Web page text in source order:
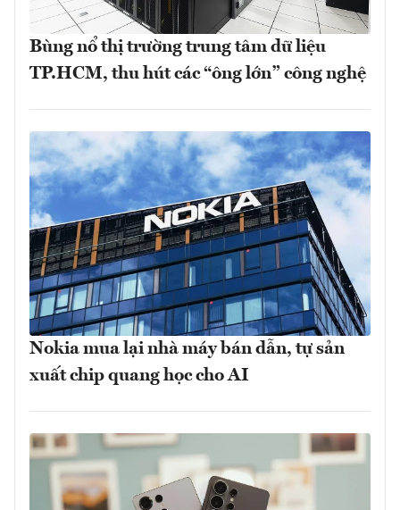
Bùng nổ thị trường trung tâm dữ liệu
TP.HCM, thu hút các “ông lớn” công nghệ
Nokia mua lại nhà máy bán dẫn, tự sản
xuất chip quang học cho AI